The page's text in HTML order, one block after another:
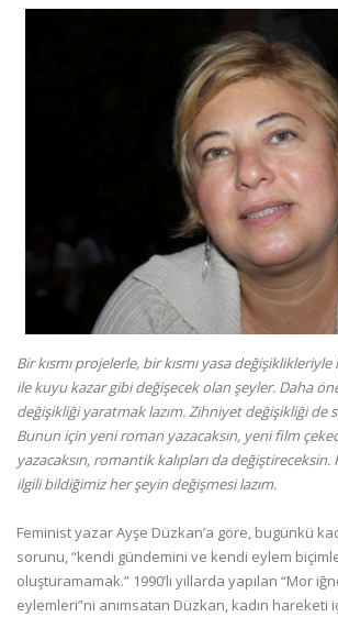
Bir kısmı projelerle, bir kısmı yasa değişiklikleriyle
ile kuyu kazar gibi değişecek olan şeyler. Daha
değişikliği yaratmak lazım. Zihniyet değişikliği de
Bunun için yeni roman yazacaksın, yeni film
yazacaksın, romantik kalıpları da değiştireceksin.
ilgili bildiğimiz her şeyin değişmesi lazım.
Feminist yazar Ayşe Düzkan’a göre, bugünkü
sorunu, “kendi gündemini ve kendi eylem
oluşturamamak.” 1990’lı yıllarda yapılan “Mor
eylemleri”ni anımsatan Düzkan, kadın hareketi